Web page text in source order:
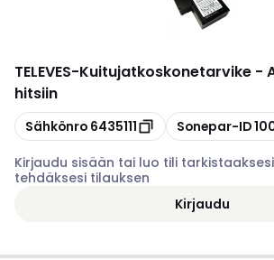
TELEVES-Kuitujatkoskonetarvike -
hitsiin
Kopioi
Sähkönro 6435111 Kopioi
Sonepar-ID
Kirjaudu sisään tai luo tili
tehdäksesi tilauksen
Kirjaudu